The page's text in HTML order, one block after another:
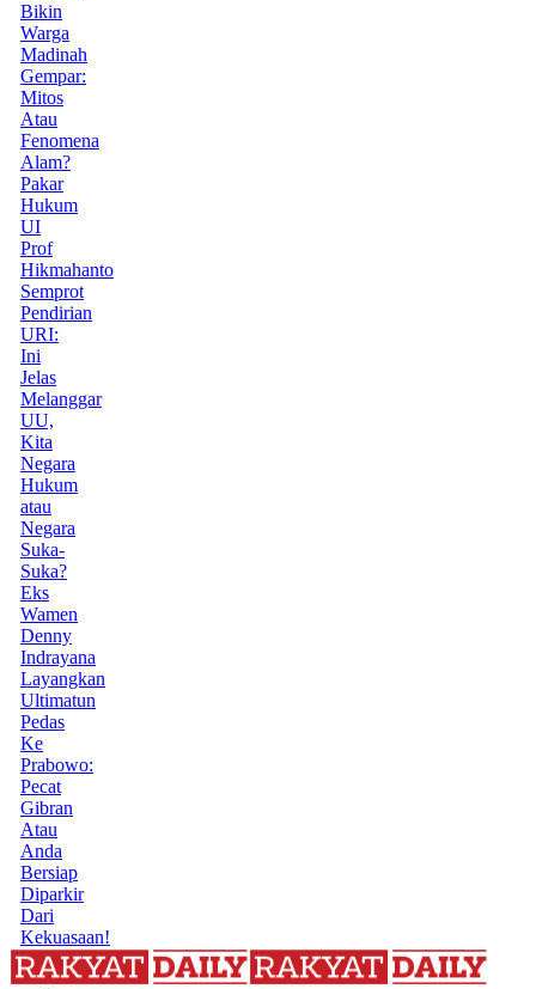
Bikin
Warga
Madinah
Gempar:
Mitos
Atau
Fenomena
Alam?
Pakar
Hukum
UI
Prof
Hikmahanto
Semprot
Pendirian
URI:
Ini
Jelas
Melanggar
UU,
Kita
Negara
Hukum
atau
Negara
Suka-
Suka?
Eks
Wamen
Denny
Indrayana
Layangkan
Ultimatun
Pedas
Ke
Prabowo:
Pecat
Gibran
Atau
Anda
Bersiap
Diparkir
Dari
Kekuasaan!